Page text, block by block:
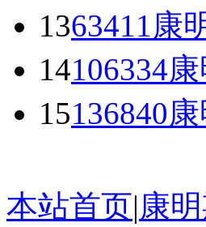
1363411康
14106334
15136840
本站首页|康